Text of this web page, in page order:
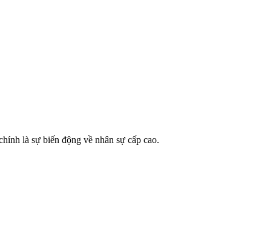
là sự biến động về nhân sự cấp cao.